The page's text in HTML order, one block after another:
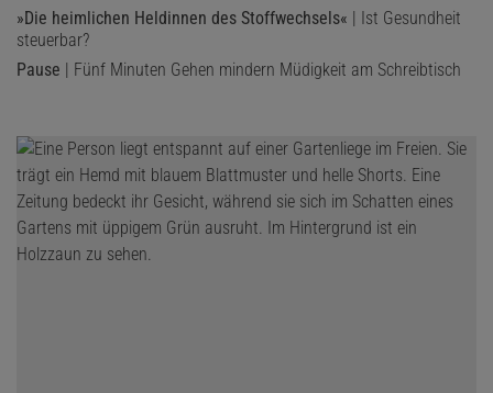
»Die heimlichen Heldinnen des Stoffwechsels« | Ist Gesundheit
steuerbar?
Pause | Fünf Minuten Gehen mindern Müdigkeit am Schreibtisch